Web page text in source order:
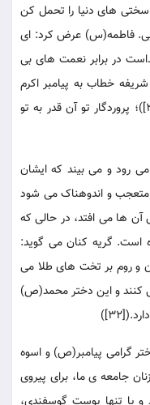
های دنیا را تحمل کن
فاطمه(س) عرض کرد: ای
در برابر نعمت های بی
شریفه خطاب به پیامبر اکرم
نازل شد: )ولسوف یعطیک ربک فترضی(([31])؛ پروردگار تو آن قدر به تو
رود و می بیند که ایشان
متعجب و اندوهناک می شود
آن ها می افتد، در حالی که
است. گریه کنان می گوید:
و روم بر تخت های طلا می
کنند و این دختر محمد(ص)
گرامی پیامبر(ص) و اسوه
جامعه ی ما، برای پیروی